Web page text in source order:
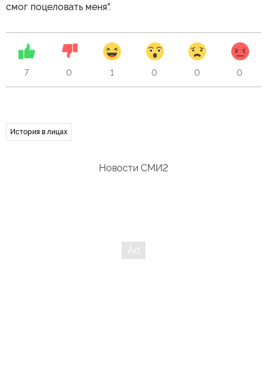
смог поцеловать меня".
7 0 1 0 0 0
История в лицах
Новости СМИ2